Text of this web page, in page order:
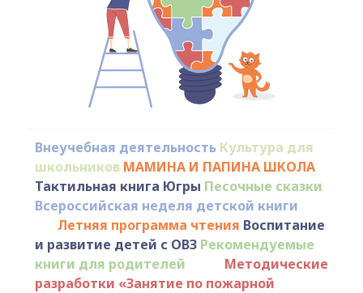
Внеучебная деятельность Культура для
школьников МАМИНА И ПАПИНА ШКОЛА
Тактильная книга Югры Песочные сказки
Всероссийская неделя детской книги
Летняя программа чтения Воспитание
и развитие детей с ОВЗ Рекомендуемые
книги для родителей
Методические
разработки «Занятие по пожарной